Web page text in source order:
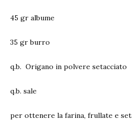
45 gr albume
35 gr burro
q.b. Origano in polvere setacciato
q.b. sale
per ottenere la farina, frullate e